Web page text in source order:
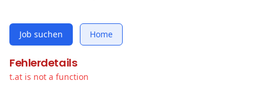
Job suchen Home
Fehlerdetails
t.at is not a function